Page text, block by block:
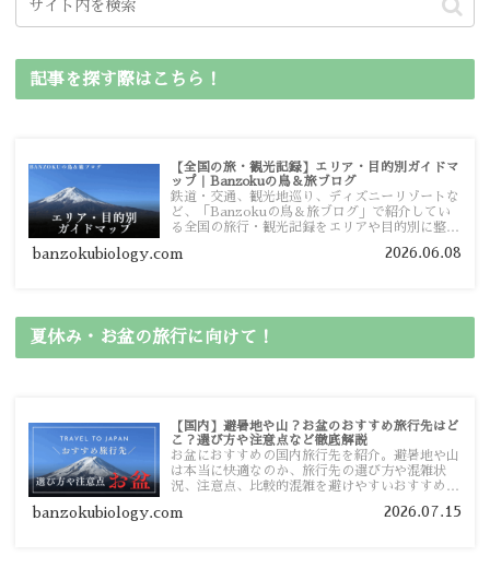
記事を探す際はこちら！
【全国の旅・観光記録】エリア・目的別ガイドマ
ップ｜Banzokuの鳥＆旅ブログ
鉄道・交通、観光地巡り、ディズニーリゾートな
ど、「Banzokuの鳥＆旅ブログ」で紹介してい
る全国の旅行・観光記録をエリアや目的別に整理
ガイドマップからスムーズに見つけていただけま
banzokubiology.com 2026.06.08
夏休み・お盆の旅行に向けて！
【国内】避暑地や山？お盆のおすすめ旅行先はど
こ？選び方や注意点など徹底解説
お盆におすすめの国内旅行先を紹介。避暑地や山
は本当に快適なのか、旅行先の選び方や混雑状
況、注意点、比較的混雑を避けやすいおすすめス
す。
banzokubiology.com 2026.07.15